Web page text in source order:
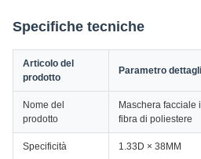
Specifiche tecniche
Articolo del
prodotto
Parametro
Nome del
prodotto
Maschera facciale
fibra di poliestere
Specificità 1.33D × 38MM